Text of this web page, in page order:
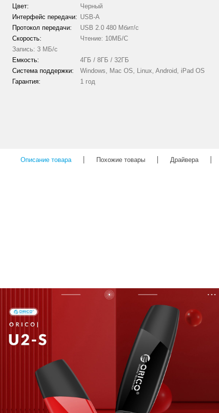
Цвет:
Черный
Интерфейс передачи: USB-А
Протокол передачи:
USB 2.0 480 Мбит/с
Скорость:
Чтение: 10МБ/С
Запись: 3 МБ/с
Емкость:
4ГБ / 8ГБ / 32ГБ
Система поддержки:
Windows, Mac OS, Linux, Android, iPad OS
Гарантия:
1 год
Описание товара Похожие товары Драйвера